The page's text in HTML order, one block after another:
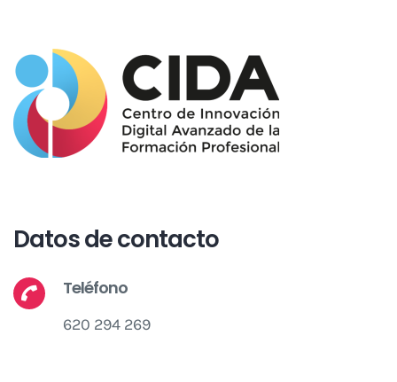
Datos de contacto
Teléfono
620 294 269